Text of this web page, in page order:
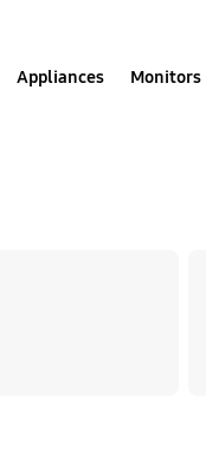
Appliances Monitors